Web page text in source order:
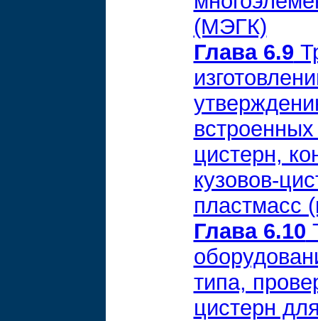
(МЭГК)
Глава 6.9
цистерн,
кузовов-
пластмасс
Глава 6.10
типа,
цистерн